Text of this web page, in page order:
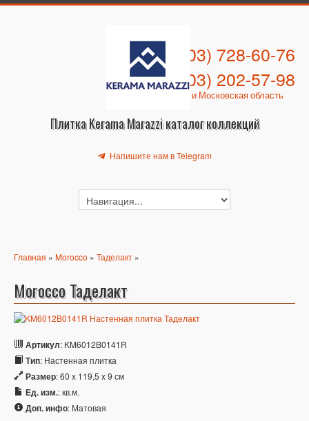
Плитка Kerama Marazzi каталог коллекций
+7 (903) 728-60-76
+7 (903) 202-57-98
Москва и Московская область
Напишите нам в Telegram
Главная » Morocco » Таделакт »
Morocco Таделакт
Артикул: KM6012B0141R
Тип: Настенная плитка
Размер: 60 x 119,5 x 9 см
Ед. изм.: кв.м.
Доп. инфо: Матовая